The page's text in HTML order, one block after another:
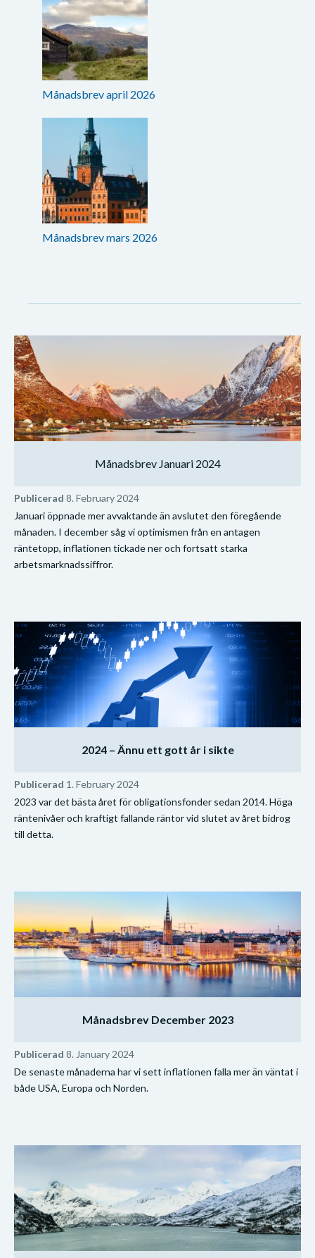
Månadsbrev april 2026
Månadsbrev mars 2026
Månadsbrev Januari 2024
Publicerad 8. February 2024
Januari öppnade mer avvaktande än avslutet den föregående
månaden. I december såg vi optimismen från en antagen
räntetopp, inflationen tickade ner och fortsatt starka
arbetsmarknadssiffror.
2024 – Ännu ett gott år i sikte
Publicerad 1. February 2024
2023 var det bästa året för obligationsfonder sedan 2014. Höga
räntenivåer och kraftigt fallande räntor vid slutet av året bidrog
till detta.
Månadsbrev December 2023
Publicerad 8. January 2024
De senaste månaderna har vi sett inflationen falla mer än väntat i
både USA, Europa och Norden.